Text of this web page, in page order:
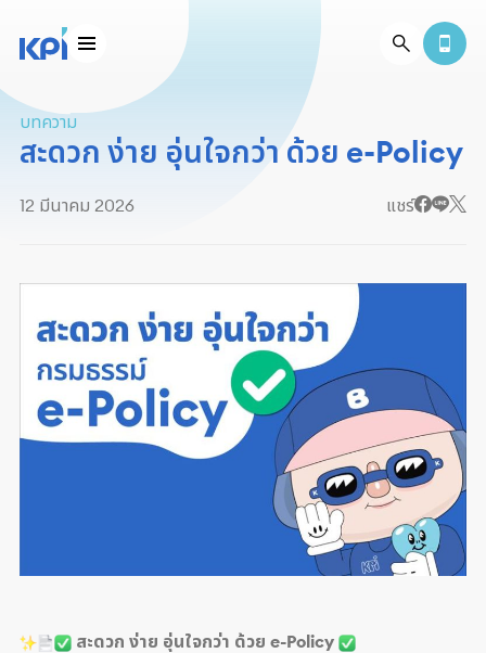
บทความ
สะดวก ง่าย อุ่นใจกว่า ด้วย e-Policy
12 มีนาคม 2026 แชร์
สะดวก ง่าย อุ่นใจกว่า ด้วย e-Policy